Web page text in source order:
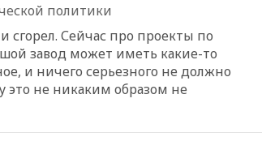
более чем на четверть
17:55Мужчина получил
ранения при атаке дрона на
Белгородскую область
17:48 Bloomberg:
политики
сгорел. Сейчас про проекты по
завод может иметь какие-то
и ничего серьезного не должно
это не никаким образом не